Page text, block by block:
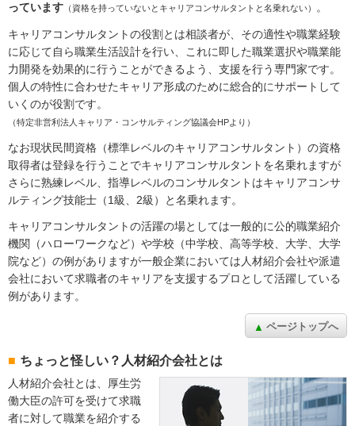
っています （資格を持っていないとキャリアコンサルタントと名乗れない） 。
キャリアコンサルタントの役割とは相談者が、その適性や職業経験
に応じて自ら職業生活設計を行い、これに即した職業選択や職業能
力開発を効果的に行うことができるよう、支援を行う専門家です。
個人の特性に合わせたキャリア形成のために総合的にサポートして
いくのが役割です。
（特定非営利法人キャリア・コンサルティング協議会HPより）
なお現状民間資格（標準レベルのキャリアコンサルタント）の資格
取得者は登録を行うことでキャリアコンサルタントを名乗れますが
さらに熟練レベル、指導レベルのコンサルタントはキャリアコンサ
ルティング技能士（1級、2級）と名乗れます。
キャリアコンサルタントの活躍の場としては一般的に公的職業紹介
機関（ハローワークなど）や学校（中学校、高等学校、大学、大学
院など）の例がありますが一般企業においては人材紹介会社や派遣
会社において求職者のキャリアを支援するプロとして活躍している
例があります。
ページトップへ
ちょっと怪しい？人材紹介会社とは
人材紹介会社とは、厚生労
働大臣の許可を受けて求職
者に対して職業を紹介する